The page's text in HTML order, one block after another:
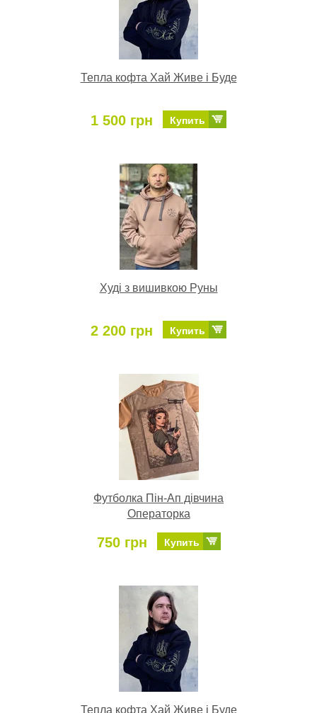
Тепла кофта Хай Живе і Буде
1 500 грн Купить
Худі з вишивкою Руны
2 200 грн Купить
Футболка Пін-Ап дівчина
Операторка
750 грн Купить
Тепла кофта Хай Живе і Буде